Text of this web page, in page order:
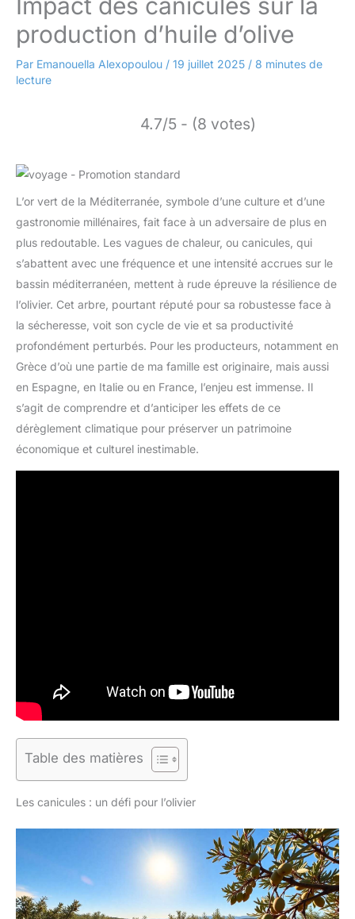
Impact des canicules sur la
production d’huile d’olive
Par Emanouella Alexopoulou / 19 juillet 2025 / 8 minutes de
lecture
4.7/5 - (8 votes)
L’or vert de la Méditerranée, symbole d’une culture et d’une
gastronomie millénaires, fait face à un adversaire de plus en
plus redoutable. Les vagues de chaleur, ou canicules, qui
s’abattent avec une fréquence et une intensité accrues sur le
bassin méditerranéen, mettent à rude épreuve la résilience de
l’olivier. Cet arbre, pourtant réputé pour sa robustesse face à
la sécheresse, voit son cycle de vie et sa productivité
profondément perturbés. Pour les producteurs, notamment en
Grèce d’où une partie de ma famille est originaire, mais aussi
en Espagne, en Italie ou en France, l’enjeu est immense. Il
s’agit de comprendre et d’anticiper les effets de ce
dérèglement climatique pour préserver un patrimoine
économique et culturel inestimable.
Table des matières
Les canicules : un défi pour l’olivier